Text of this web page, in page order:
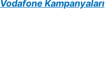
Vodafone Kampanyaları